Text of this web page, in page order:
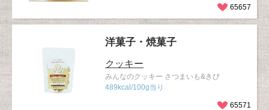
65657
洋菓子・焼菓子
クッキー
みんなのクッキー さつまいも&きび
489kcal/100g当り
65571